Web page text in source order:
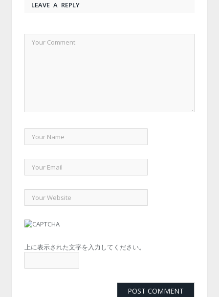
LEAVE A REPLY
上に表示された文字を入力してください。